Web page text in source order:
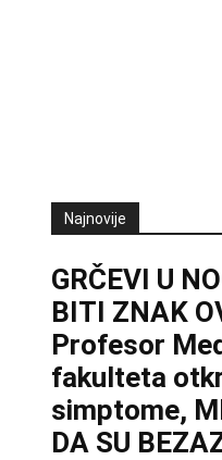
Najnovije
GRČEVI U
BITI ZNAK
Profesor
fakulteta
simptome,
DA SU